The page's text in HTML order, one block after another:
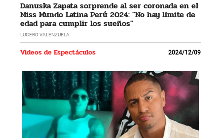
Danuska Zapata sorprende al ser coronada en el
Miss Mundo Latina Perú 2024: "No hay límite de
edad para cumplir los sueños"
LUCERO VALENZUELA
Videos de Espectáculos 2024/12/09